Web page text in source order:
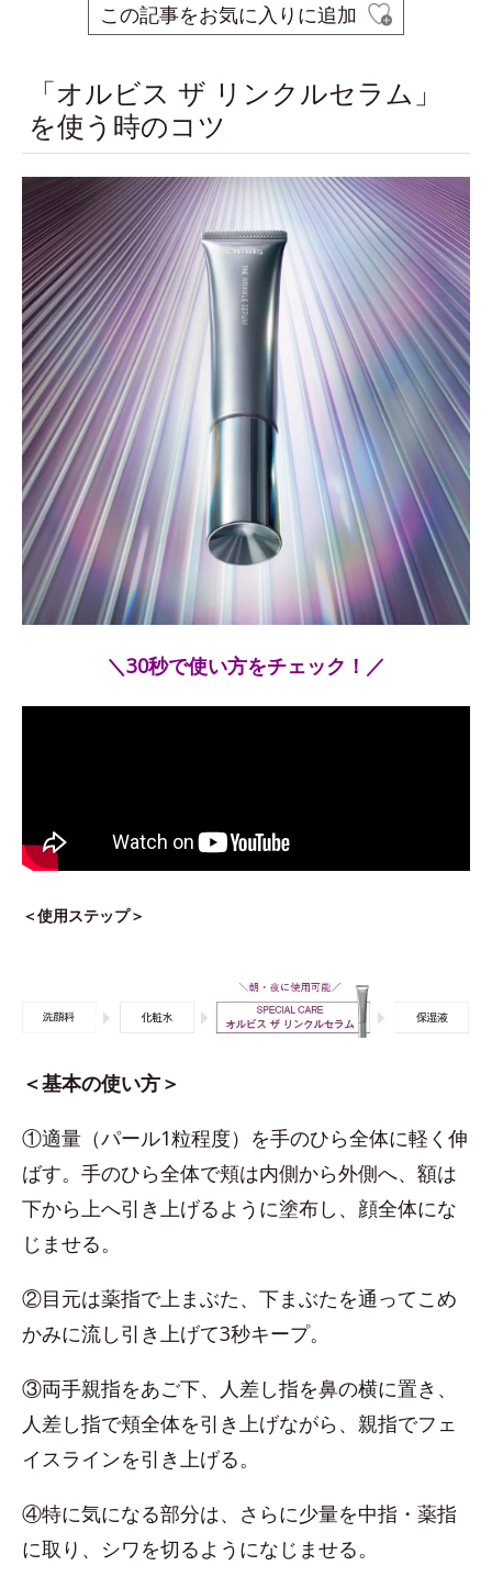
この記事をお気に入りに追加
「オルビス ザ リンクルセラム」
を使う時のコツ
＼30秒で使い方をチェック！／
＜使用ステップ＞
＜基本の使い方＞
①適量（パール1粒程度）を手のひら全体に軽く伸
ばす。手のひら全体で頬は内側から外側へ、額は
下から上へ引き上げるように塗布し、顔全体にな
じませる。
②目元は薬指で上まぶた、下まぶたを通ってこめ
かみに流し引き上げて3秒キープ。
③両手親指をあご下、人差し指を鼻の横に置き、
人差し指で頬全体を引き上げながら、親指でフェ
イスラインを引き上げる。
④特に気になる部分は、さらに少量を中指・薬指
に取り、シワを切るようになじませる。